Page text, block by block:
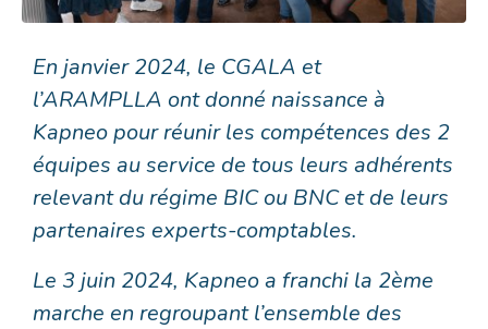
En janvier 2024, le CGALA et
l’ARAMPLLA ont donné naissance à
Kapneo pour réunir les compétences des 2
équipes au service de tous leurs adhérents
relevant du régime BIC ou BNC et de leurs
partenaires experts-comptables.
Le 3 juin 2024, Kapneo a franchi la 2ème
marche en regroupant l’ensemble des